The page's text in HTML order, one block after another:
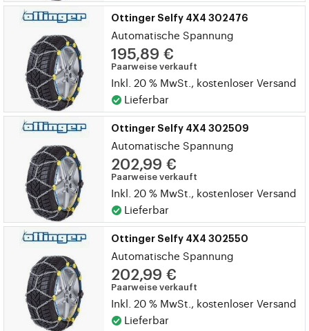
Ottinger Selfy 4X4 302476
Automatische Spannung
195,89 €
Paarweise verkauft
Inkl. 20 % MwSt., kostenloser Versand
Lieferbar
Ottinger Selfy 4X4 302509
Automatische Spannung
202,99 €
Paarweise verkauft
Inkl. 20 % MwSt., kostenloser Versand
Lieferbar
Ottinger Selfy 4X4 302550
Automatische Spannung
202,99 €
Paarweise verkauft
Inkl. 20 % MwSt., kostenloser Versand
Lieferbar